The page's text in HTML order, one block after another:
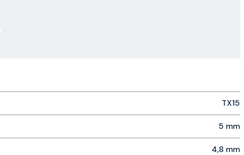
TX15
5 mm
4,8 mm